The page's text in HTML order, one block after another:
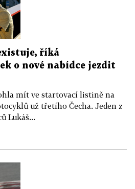
říká
o nové nabídce jezdit
mít ve startovací listině na
už třetího Čecha. Jeden z
Lukáš...